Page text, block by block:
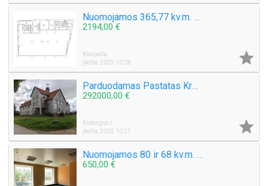
Nuomojamos 365,77 kv.m. Komercinės patalpos Naujoji Uosto g. 1 aukštas
2194,00 €
Klaipėda
Įkelta: 2025 10 28

Parduodamas Pastatas Kretingos raj. Kurmaičių k. Mokyklos g. Bendras plotas 1884,73 kv.m. Sklypas 41,84 arai
292000,00 €
Kretingos r.
Įkelta: 2025 10 27

Nuomojamos 80 ir 68 kv.m. Patalpos Tiltų g. Senamiestyje Klaipėdoje 1 Aukštas
650,00 €